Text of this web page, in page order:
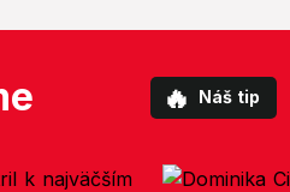
🔥 Náš tip